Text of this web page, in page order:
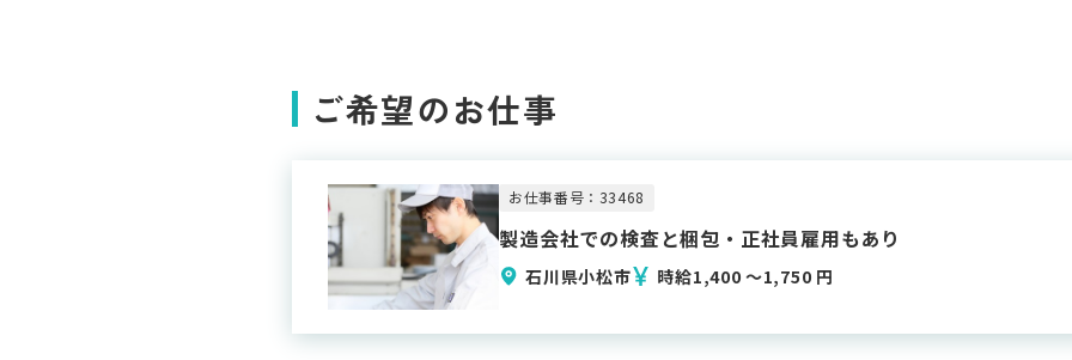
ご希望のお仕事
お仕事番号：33468
製造会社での検査と梱包・正社員雇用もあり
石川県小松市 時給1,400 〜1,750 円